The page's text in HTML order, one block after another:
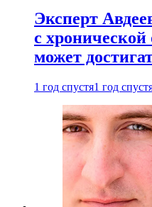
Эксперт
с хронической
может
1 год спустя1 год